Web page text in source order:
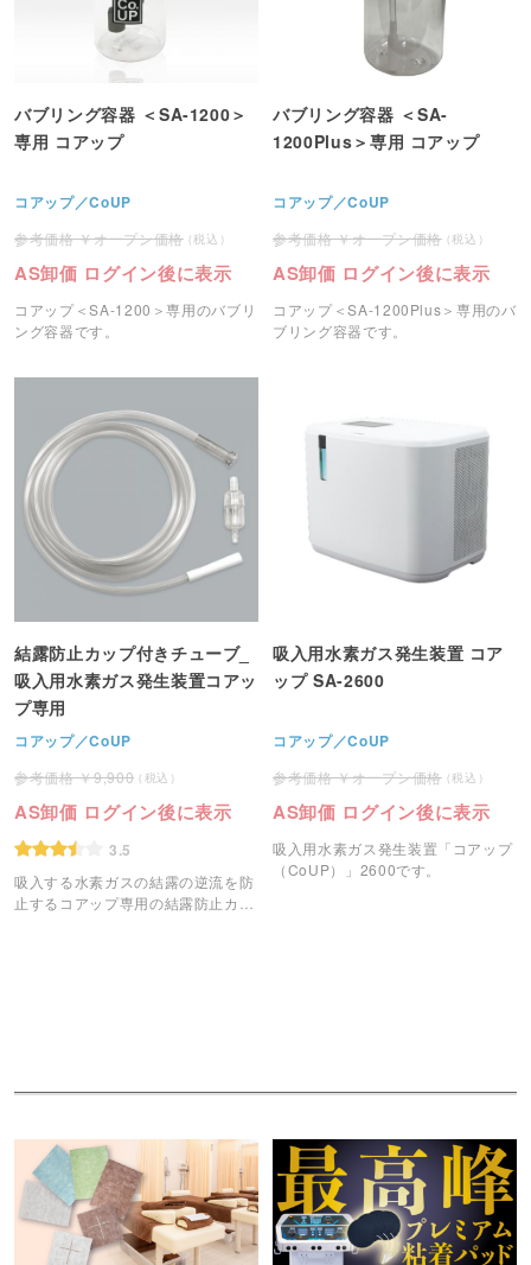
バブリング容器 ＜SA-1200＞
専用 コアップ
コアップ／CoUP
オープン価格
AS卸価 ログイン後に表示
コアップ＜SA-1200＞専用のバブリ
ング容器です。
バブリング容器 ＜SA-
1200Plus＞専用 コアップ
コアップ／CoUP
オープン価格
AS卸価 ログイン後に表示
コアップ＜SA-1200Plus＞専用のバ
ブリング容器です。
結露防止カップ付きチューブ_
吸入用水素ガス発生装置コアッ
プ専用
コアップ／CoUP
9,900
AS卸価 ログイン後に表示
3.5
吸入する水素ガスの結露の逆流を防
止するコアップ専用の結露防止カッ
吸入用水素ガス発生装置 コア
ップ SA-2600
コアップ／CoUP
オープン価格
AS卸価 ログイン後に表示
吸入用水素ガス発生装置「コアップ
（CoUP）」2600です。